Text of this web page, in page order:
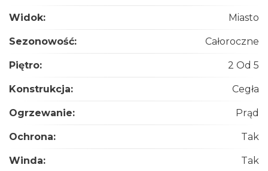
Widok: Miasto
Sezonowość: Całoroczne
Piętro: 2 Od 5
Konstrukcja: Cegła
Ogrzewanie: Prąd
Ochrona: Tak
Winda: Tak